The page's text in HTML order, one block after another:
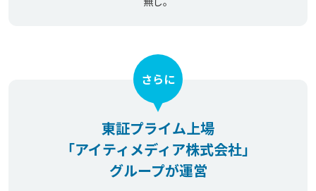
東証プライム上場
「アイティメディア株式会社」
グループが運営
さらに